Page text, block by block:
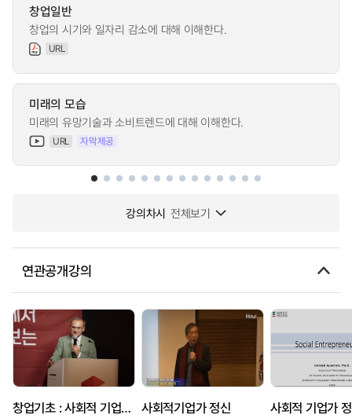
창업일반
창업의 시기와 일자리 감소에 대해 이해한다.
URL
미래의 모습
미래의 유망기술과 소비트렌드에 대해 이해한다.
URL 자막제공
강의차시 전체보기
연관공개강의
창업기초 : 사회적 기업가정신 사회적기업가 정신 사회적 기업가